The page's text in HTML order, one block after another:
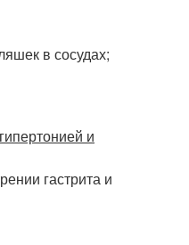
в сосудах;
и
гастрита и